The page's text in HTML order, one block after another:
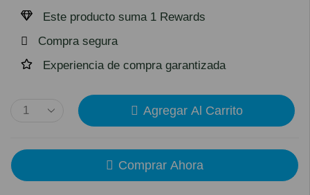
Este producto suma 1 Rewards
Compra segura
Experiencia de compra garantizada
Agregar Al Carrito
Comprar Ahora